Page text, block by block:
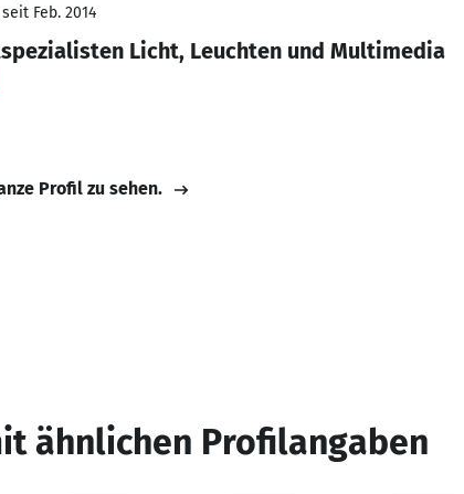
Feb. 2014
Licht, Leuchten und Multimedia
Profil zu sehen.
ähnlichen Profilangaben